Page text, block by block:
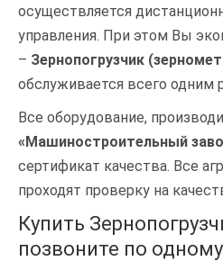
осуществляется
управления. При этом Вы
– Зернопогрузчик
обслуживается всего одним
Все оборудование,
«Машиностроительный
сертификат качества. Все
проходят проверку на
Купить
позвоните по